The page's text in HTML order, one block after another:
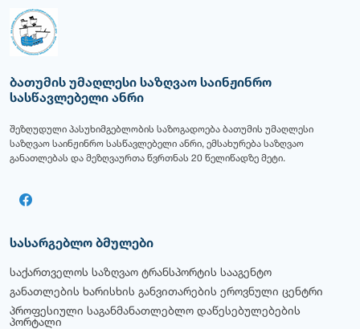
ბათუმის უმაღლესი საზღვაო საინჟინრო
სასწავლებელი ანრი
შეზღუდული პასუხიმგებლობის საზოგადოება ბათუმის უმაღლესი
საზღვაო საინჟინრო სასწავლებელი ანრი, ემსახურება საზღვაო
განათლებას და მეზღვაურთა წვრთნას 20 წელიწადზე მეტი.
სასარგებლო ბმულები
საქართველოს საზღვაო ტრანსპორტის სააგენტო
განათლების ხარისხის განვითარების ეროვნული ცენტრი
პროფესიული საგანმანათლებლო დაწესებულებების
პორტალი